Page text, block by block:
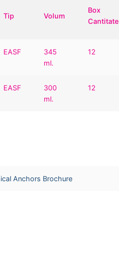
Tip Volum
Box
Cantitate
EASF
345
ml.
12
EASF
300
ml.
12
Anchors Brochure